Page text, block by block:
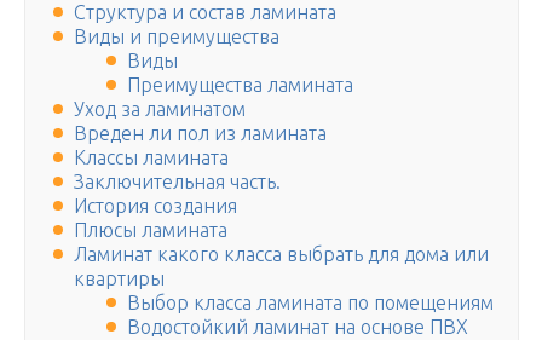
Структура и состав ламината
Виды и преимущества
Виды
Преимущества ламината
Уход за ламинатом
Вреден ли пол из ламината
Классы ламината
Заключительная часть.
История создания
Плюсы ламината
Ламинат какого класса выбрать для дома или
квартиры
Выбор класса ламината по помещениям
Водостойкий ламинат на основе ПВХ